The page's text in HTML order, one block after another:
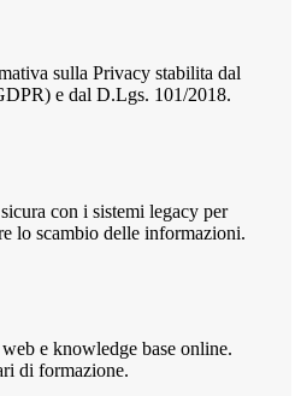
sulla Privacy stabilita dal
e dal D.Lgs. 101/2018.
con i sistemi legacy per
lo scambio delle informazioni.
e knowledge base online.
di formazione.